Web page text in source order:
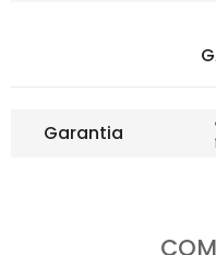
Garantia